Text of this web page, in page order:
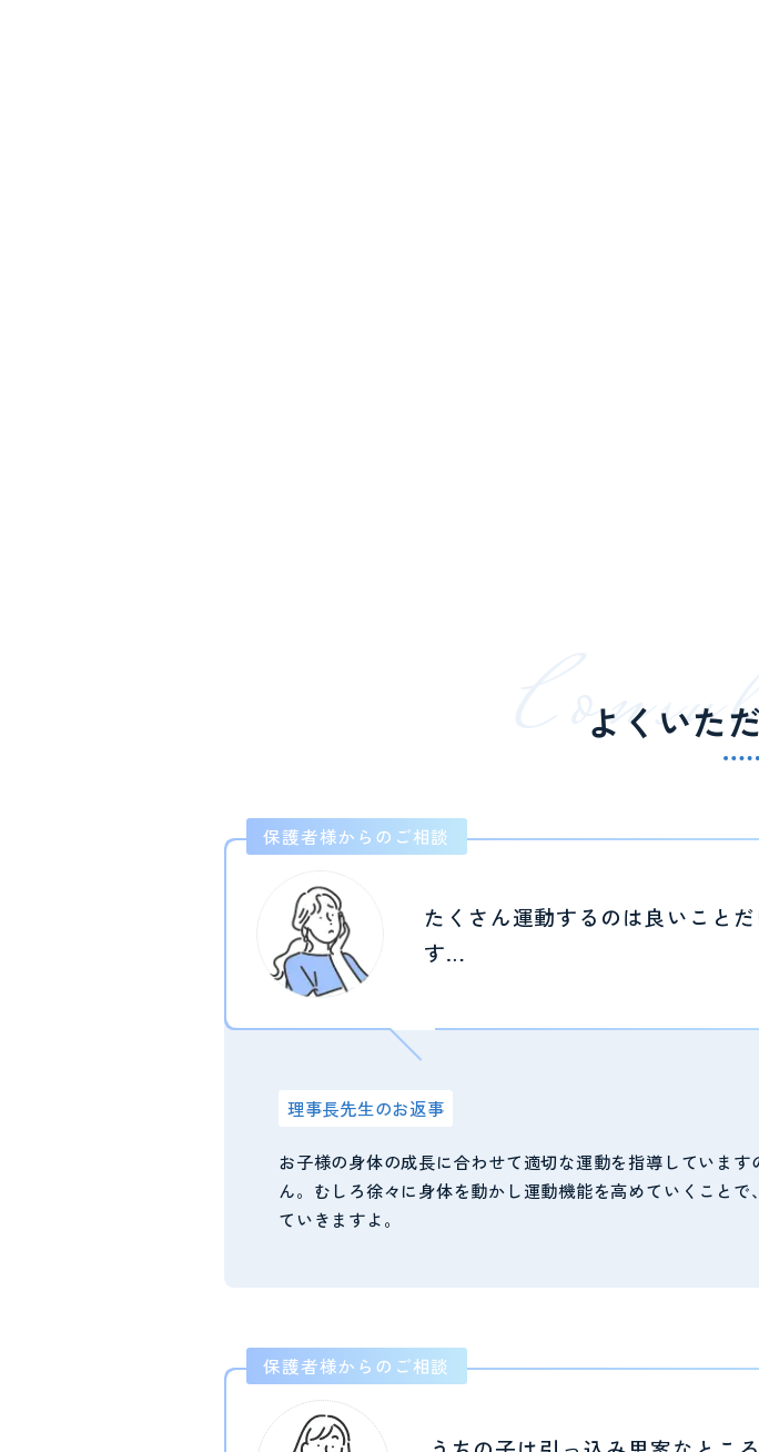
onsul
よくいた
保護者様からのご相談
たくさん運動するのは良いこと
す…
理事長先生のお返事
お子様の身体の成長に合わせて適切な運動を指導していま
ん。むしろ徐々に身体を動かし運動機能を高めていくこと
ていきますよ。
保護者様からのご相談